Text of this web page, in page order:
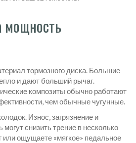
мощность
тормозного диска. Большие
и дают больший рычаг.
композиты обычно работают
чем обычные чугунные.
Износ, загрязнение и
снизить трение в несколько
или ощущаете «мягкое» педальное